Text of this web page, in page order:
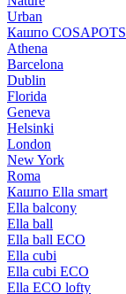
Urban
Кашпо COSAPOTS
Athena
Barcelona
Dublin
Florida
Geneva
Helsinki
London
New York
Roma
Кашпо Ella smart
Ella balcony
Ella ball
Ella ball ECO
Ella cubi
Ella cubi ECO
Ella ECO lofty